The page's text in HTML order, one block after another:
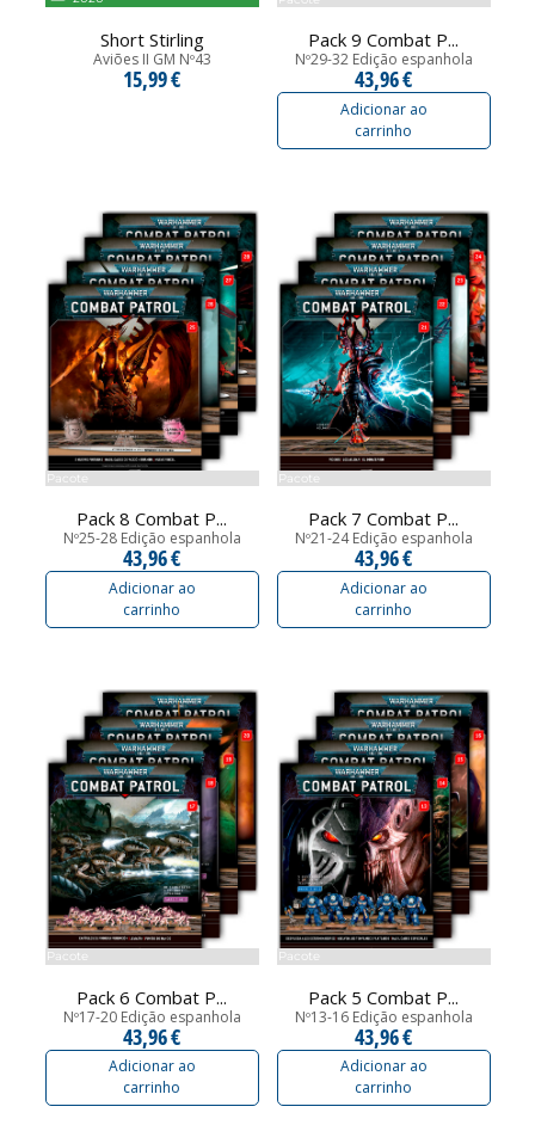
Short Stirling
Aviões II GM Nº43
15,99 €
Pack 9 Combat P...
Nº29-32 Edição espanhola
43,96 €
Adicionar ao
carrinho
Pacote
Pack 8 Combat P...
Nº25-28 Edição espanhola
43,96 €
Adicionar ao
carrinho
Pacote
Pack 7 Combat P...
Nº21-24 Edição espanhola
43,96 €
Adicionar ao
carrinho
Pacote
Pack 6 Combat P...
Nº17-20 Edição espanhola
43,96 €
Adicionar ao
carrinho
Pacote
Pack 5 Combat P...
Nº13-16 Edição espanhola
43,96 €
Adicionar ao
carrinho